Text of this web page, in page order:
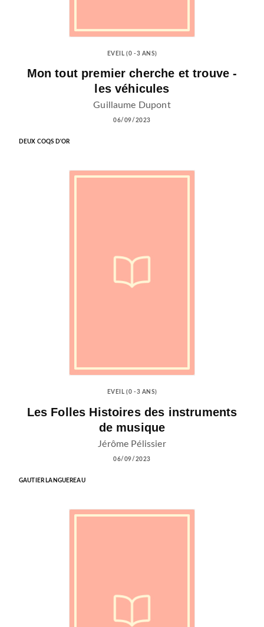
EVEIL (0 -3 ANS)
Mon tout premier cherche et trouve -
les véhicules
Guillaume Dupont
06/09/2023
DEUX COQS D'OR
EVEIL (0 -3 ANS)
Les Folles Histoires des instruments
de musique
Jérôme Pélissier
06/09/2023
GAUTIER LANGUEREAU